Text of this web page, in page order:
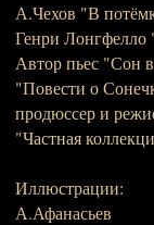
А.Чехов "В
Генри Лонгфелло
Автор пьес "Сон
"Повести о
продюссер и
"Частная
Иллюстрации:
А.Афанасьев